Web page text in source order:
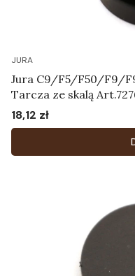
JURA
Jura C9/F5/F50/F9/
Tarcza ze skalą
Cena
18,12 zł